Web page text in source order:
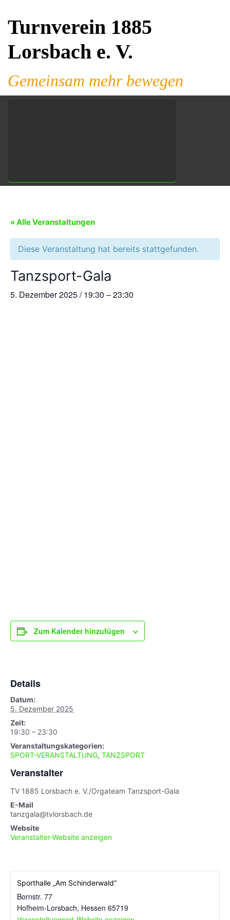
Turnverein 1885
Lorsbach e. V.
Gemeinsam mehr bewegen
« Alle Veranstaltungen
Diese Veranstaltung hat bereits stattgefunden.
Tanzsport-Gala
5. Dezember 2025/19:30 –23:30
Zum Kalender hinzufügen
Details
Datum:
5. Dezember 2025
Zeit:
19:30 – 23:30
Veranstaltungskategorien:
SPORT-VERANSTALTUNG, TANZSPORT
Veranstalter
TV 1885 Lorsbach e. V./Orgateam Tanzsport-Gala
E-Mail
tanzgala@tvlorsbach.de
Website
Veranstalter-Website anzeigen
Sporthalle „Am Schinderwald“
Bornstr. 77
Hofheim-Lorsbach, Hessen 65719